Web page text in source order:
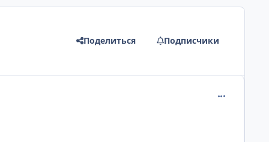
Поделиться Подписчики